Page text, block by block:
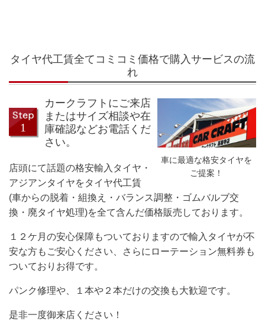
タイヤ代工賃全てコミコミ価格で購入サービスの流
れ
車に最適な格安タイヤを
ご提案！
カークラフトにご来店
またはサイズ相談や在
庫確認などお電話くだ
さい。
店頭にて話題の格安輸入タイヤ・
アジアンタイヤをタイヤ代工賃
(車からの脱着・組換え・バランス調整・ゴムバルブ交
換・廃タイヤ処理)を全て含んだ価格販売しております。
１２ケ月の安心保障もついておりますので輸入タイヤが不
安な方もご安心ください、さらにローテーション無料券も
ついておりお得です。
パンク修理や、１本や２本だけの交換も大歓迎です。
是非一度御来店ください！